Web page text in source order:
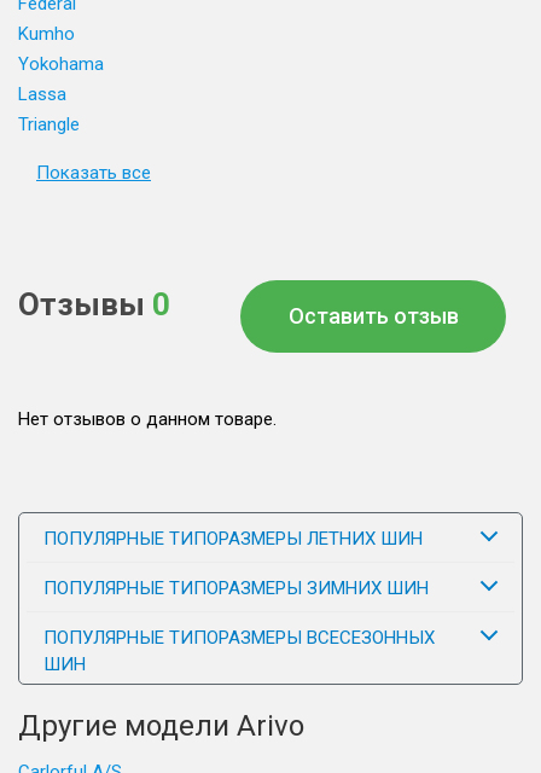
Kumho
Yokohama
Lassa
Triangle
Показать все
Отзывы 0 Оставить отзыв
Нет отзывов о данном товаре.
ПОПУЛЯРНЫЕ ТИПОРАЗМЕРЫ ЛЕТНИХ ШИН
ПОПУЛЯРНЫЕ ТИПОРАЗМЕРЫ ЗИМНИХ ШИН
ПОПУЛЯРНЫЕ ТИПОРАЗМЕРЫ ВСЕСЕЗОННЫХ
ШИН
Другие модели Arivo